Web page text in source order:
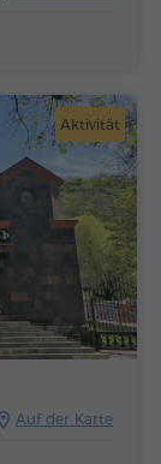
Aktivität
Auf der Karte